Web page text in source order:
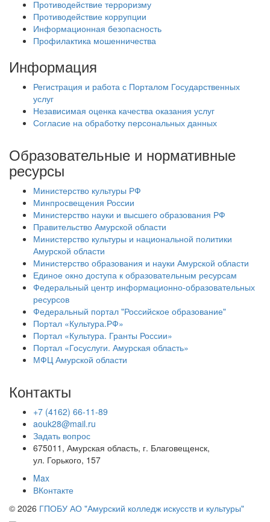
Противодействие терроризму
Противодействие коррупции
Информационная безопасность
Профилактика мошенничества
Информация
Регистрация и работа с Порталом Государственных
услуг
Независимая оценка качества оказания услуг
Согласие на обработку персональных данных
Образовательные и нормативные
ресурсы
Министерство культуры РФ
Минпросвещения России
Министерство науки и высшего образования РФ
Правительство Амурской области
Министерство культуры и национальной политики
Амурской области
Министерство образования и науки Амурской области
Единое окно доступа к образовательным ресурсам
Федеральный центр информационно-образовательных
ресурсов
Федеральный портал "Российское образование"
Портал «Культура.РФ»
Портал «Культура. Гранты России»
Портал «Госуслуги. Амурская область»
МФЦ Амурской области
Контакты
+7 (4162) 66-11-89
aouk28@mail.ru
Задать вопрос
675011, Амурская область, г. Благовещенск,
ул. Горького, 157
Max
ВКонтакте
© 2026 ГПОБУ АО "Амурский колледж искусств и культуры"